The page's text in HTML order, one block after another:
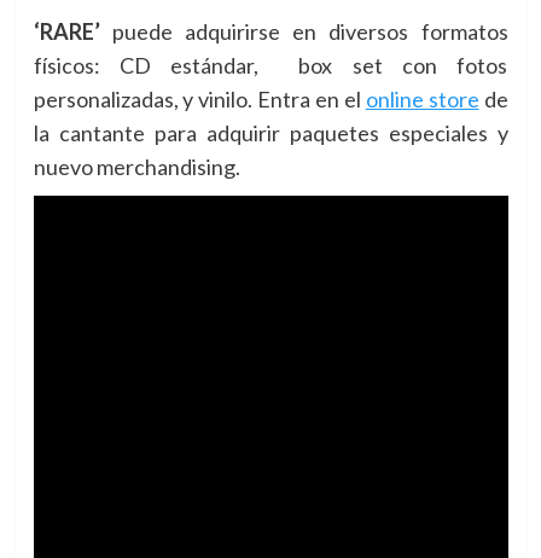
‘RARE’puede adquirirse en diversos formatos
físicos: CD estándar, box set con fotos
personalizadas, y vinilo. Entra en el online store de
la cantante para adquirir paquetes especiales y
nuevo merchandising.